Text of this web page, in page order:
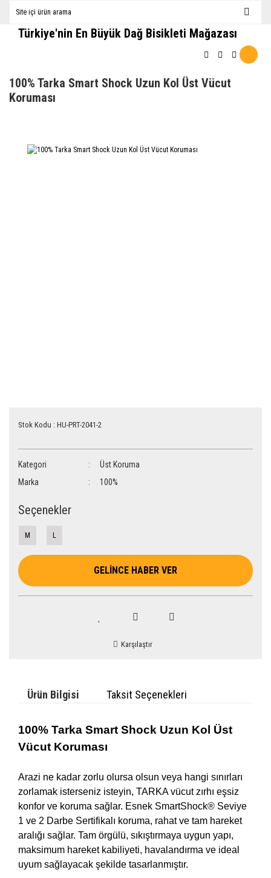
Türkiye'nin En Büyük Dağ Bisikleti Mağazası
100% Tarka Smart Shock Uzun Kol Üst Vücut
Koruması
Stok Kodu : HU-PRT-2041-2
Kategori
Üst Koruma
Marka
100%
Seçenekler
M L
GELİNCE HABER VER
Karşılaştır
Ürün Bilgisi Taksit Seçenekleri
100% Tarka Smart Shock Uzun Kol Üst
Vücut Koruması
Arazi ne kadar zorlu olursa olsun veya hangi sınırları
zorlamak isterseniz isteyin, TARKA vücut zırhı eşsiz
konfor ve koruma sağlar. Esnek SmartShock® Seviye
1 ve 2 Darbe Sertifikalı koruma, rahat ve tam hareket
aralığı sağlar. Tam örgülü, sıkıştırmaya uygun yapı,
maksimum hareket kabiliyeti, havalandırma ve ideal
uyum sağlayacak şekilde tasarlanmıştır.